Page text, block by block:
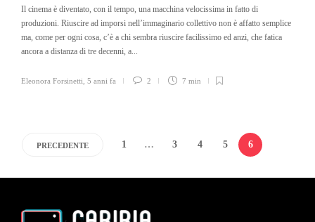
Il cinema è diventato, con il tempo, una macchina velocissima in fatto di
produzioni. Riuscire ad imporsi nell’immaginario collettivo non è affatto semplice
ma, come per ogni cosa, c’è a chi sembra riuscire facilissimo ed anzi, che fatica
ancora a distanza di tre decenni, a...
Eleonora Forsinetti 5 anni fa 2 7 min
PRECEDENTE 1 … 3 4 5 6